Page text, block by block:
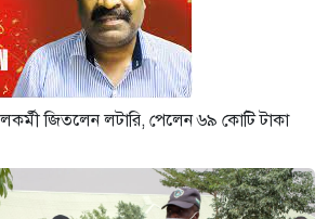
জিতলেন লটারি, পেলেন ৬৯ কোটি টাকা